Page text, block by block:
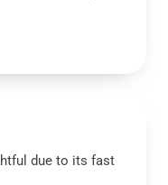
due to its fast